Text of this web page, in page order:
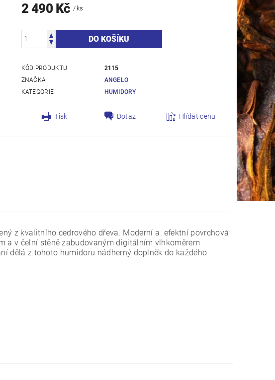
2 490 Kč/ ks
KÓD PRODUKTU
2115
ZNAČKA
ANGELO
KATEGORIE
HUMIDORY
Tisk Dotaz Hlídat cenu
z kvalitního cedrového dřeva. Moderní a efektní povrchová
a v čelní stěně zabudovaným digitálním vlhkoměrem
dělá z tohoto humidoru nádherný doplněk do každého